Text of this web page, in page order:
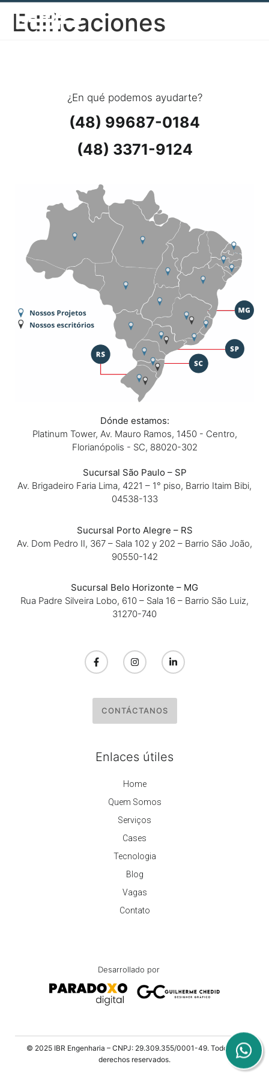
Edificaciones
¿En qué podemos ayudarte?
(48) 99687-0184
(48) 3371-9124
Dónde estamos:
Platinum Tower, Av. Mauro Ramos, 1450 - Centro,
Florianópolis - SC, 88020-302
Sucursal São Paulo – SP
Av. Brigadeiro Faria Lima, 4221 – 1° piso, Barrio Itaim Bibi,
04538-133
Sucursal Porto Alegre – RS
Av. Dom Pedro II, 367 – Sala 102 y 202 – Barrio São João,
90550-142
Sucursal Belo Horizonte – MG
Rua Padre Silveira Lobo, 610 – Sala 16 – Barrio São Luiz,
31270-740
CONTÁCTANOS
Enlaces útiles
Home
Quem Somos
Serviços
Cases
Tecnologia
Blog
Vagas
Contato
Desarrollado por
© 2025 IBR Engenharia – CNPJ: 29.309.355/0001-49. Todos los
derechos reservados.